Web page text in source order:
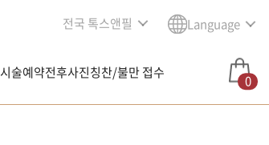
전국 톡스앤필 Language
시술예약전후사진칭찬/불만 접수 0